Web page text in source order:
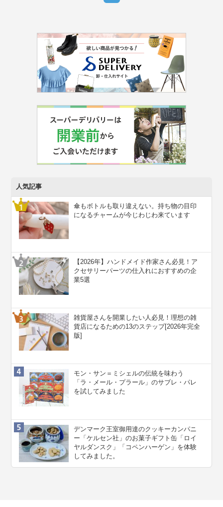
人気記事
傘もボトルも取り違えない。持ち物の目印
になるチャームが今じわじわ来ています
【2026年】ハンドメイド作家さん必見！ア
クセサリーパーツの仕入れにおすすめの企
業5選
雑貨屋さんを開業したい人必見！理想の雑
貨店になるための13のステップ[2026年完全
版]
モン・サン＝ミシェルの伝統を味わう
「ラ・メール・プラール」のサブレ・パレ
を試してみました
デンマーク王室御用達のクッキーカンパニ
ー「ケルセン社」のお菓子ギフト缶「ロイ
ヤルダンスク」「コペンハーゲン」を体験
してみました。